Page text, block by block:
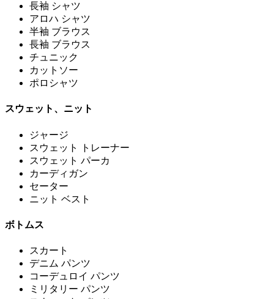
長袖 シャツ
アロハ シャツ
半袖 ブラウス
長袖 ブラウス
チュニック
カットソー
ポロシャツ
スウェット、ニット
ジャージ
スウェット トレーナー
スウェット パーカ
カーディガン
セーター
ニット ベスト
ボトムス
スカート
デニム パンツ
コーデュロイ パンツ
ミリタリー パンツ